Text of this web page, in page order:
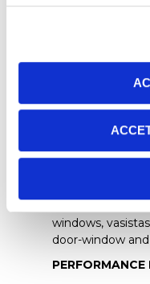
MAIN SYSTEM
:
Mobile frame
Frame/wing gap
Glass rabbet
windows,
door-window